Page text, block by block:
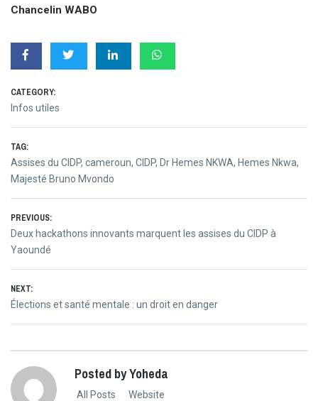
Chancelin WABO
CATEGORY:
Infos utiles
TAG:
Assises du CIDP, cameroun, CIDP, Dr Hemes NKWA, Hemes Nkwa,
Majesté Bruno Mvondo
Post
navigation
PREVIOUS:
Previous
post:
Deux hackathons innovants marquent les assises du CIDP à
Yaoundé
NEXT:
Next
Élections et santé mentale : un droit en danger
Posted by Yoheda
All Posts Website